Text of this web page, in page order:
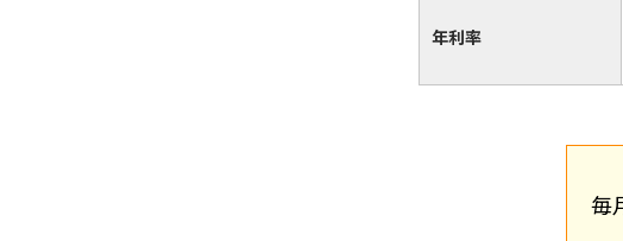
年利率
毎